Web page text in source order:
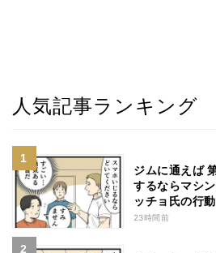
人気記事ランキング
ジムに通えば
するならマシ
ッチョ氏の行
23時間前